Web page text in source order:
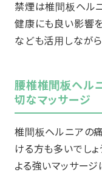
禁煙は椎間板ヘル
健康にも良い影響
なども活用しながら
腰椎椎間板ヘル
切なマッサージ
椎間板ヘルニアの
ける方も多いでし
よる強いマッサー